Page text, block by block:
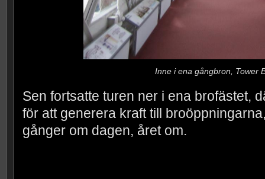
Inne i ena gångbron, Tower
Sen fortsatte turen ner i ena brofästet,
för att generera kraft till
gånger om dagen, året om.